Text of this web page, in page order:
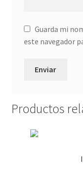
Guarda mi
este navegador
Productos